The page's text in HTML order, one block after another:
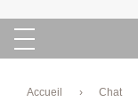
Accueil › Chat